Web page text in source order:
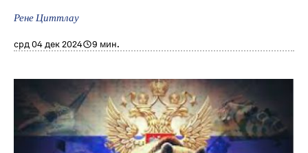
Рене Циттлау
срд 04 дек 2024 9 мин.